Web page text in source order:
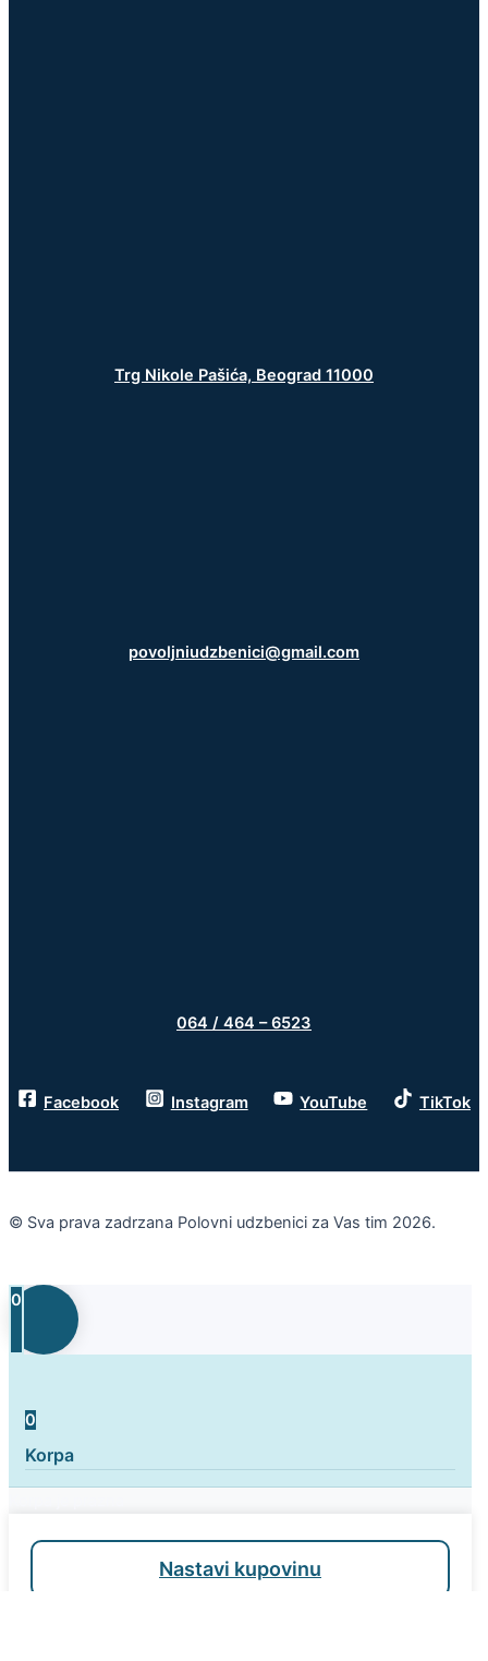
Trg Nikole Pašića, Beograd 11000
povoljniudzbenici@gmail.com
064 / 464 – 6523
Facebook Instagram YouTube TikTok
© Sva prava zadrzana Polovni udzbenici za Vas tim 2026.
0
0
Korpa
Nastavi kupovinu